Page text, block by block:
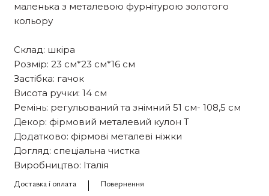
маленька з металевою фурнітурою золотого
кольору
Склад: шкіра
Розмір: 23 см*23 см*16 см
Застібка: гачок
Висота ручки: 14 см
Ремінь: регульований та знімний 51 см- 108,5 см
Декор: фірмовий металевий кулон T
Додатково: фірмові металеві ніжки
Догляд: спеціальна чистка
Виробництво: Італія
Доставка і оплата
Повернення